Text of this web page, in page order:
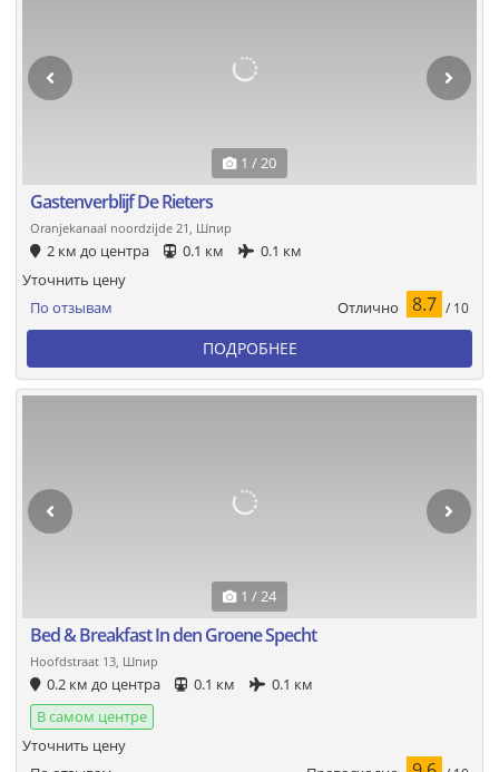
1 / 20
Gastenverblijf De Rieters
Oranjekanaal noordzijde 21, Шпир
2 км до центра 0.1 км 0.1 км
По отзывам Отлично 8.7 / 10
Уточнить цену
ПОДРОБНЕЕ
1 / 24
Bed & Breakfast In den Groene Specht
Hoofdstraat 13, Шпир
0.2 км до центра 0.1 км
0.1 км
В самом центре
Уточнить цену